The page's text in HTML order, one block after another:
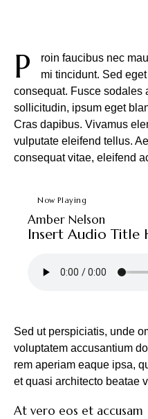
P
roin faucibus nec
mi tincidunt. Sed
consequat. Fusce sodales
sollicitudin, ipsum eget
Cras dapibus. Vivamus
vulputate eleifend tellus.
consequat vitae, eleifend
Now Playing
Amber Nelson
Insert Audio Title
Sed ut perspiciatis, unde
voluptatem accusantium
rem aperiam eaque ipsa,
et quasi architecto beatae
At vero eos et accusam